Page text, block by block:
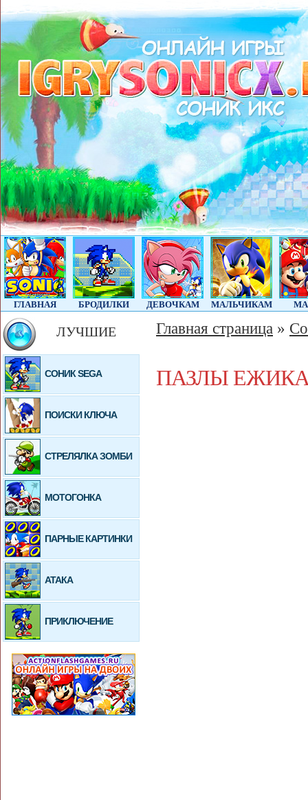
ГЛАВНАЯ БРОДИЛКИ ДЕВОЧКАМ МАЛЬЧИКАМ
ЛУЧШИЕ
СОНИК SEGA
ПОИСКИ КЛЮЧА
СТРЕЛЯЛКА ЗОМБИ
МОТОГОНКА
ПАРНЫЕ КАРТИНКИ
АТАКА
ПРИКЛЮЧЕНИЕ
Главная страница »
ПАЗЛЫ